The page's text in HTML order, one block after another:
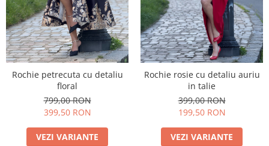
Rochie petrecuta cu detaliu
floral
799,00 RON
399,50 RON
VEZI VARIANTE
Rochie rosie cu detaliu auriu
in talie
399,00 RON
199,50 RON
VEZI VARIANTE